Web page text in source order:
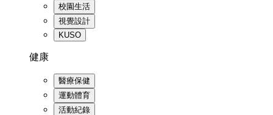
校園生活
視覺設計
KUSO
健康
醫療保健
運動體育
活動紀錄